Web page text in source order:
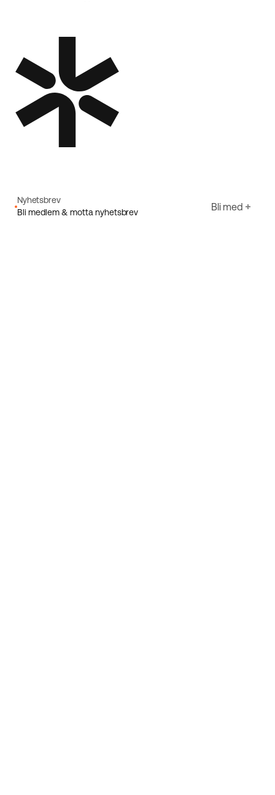
Nyhetsbrev
Bli medlem & motta nyhetsbrev
Bli med